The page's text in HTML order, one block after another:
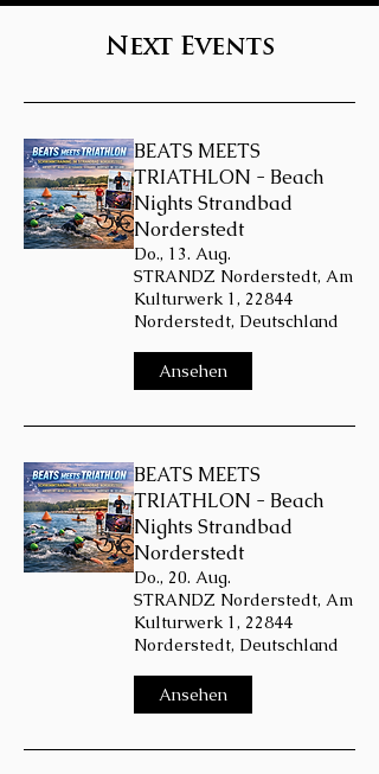
Next Events
BEATS MEETS
TRIATHLON - Beach
Nights Strandbad
Norderstedt
Do., 13. Aug.
STRANDZ Norderstedt, Am
Kulturwerk 1, 22844
Norderstedt, Deutschland
Ansehen
BEATS MEETS
TRIATHLON - Beach
Nights Strandbad
Norderstedt
Do., 20. Aug.
STRANDZ Norderstedt, Am
Kulturwerk 1, 22844
Norderstedt, Deutschland
Ansehen